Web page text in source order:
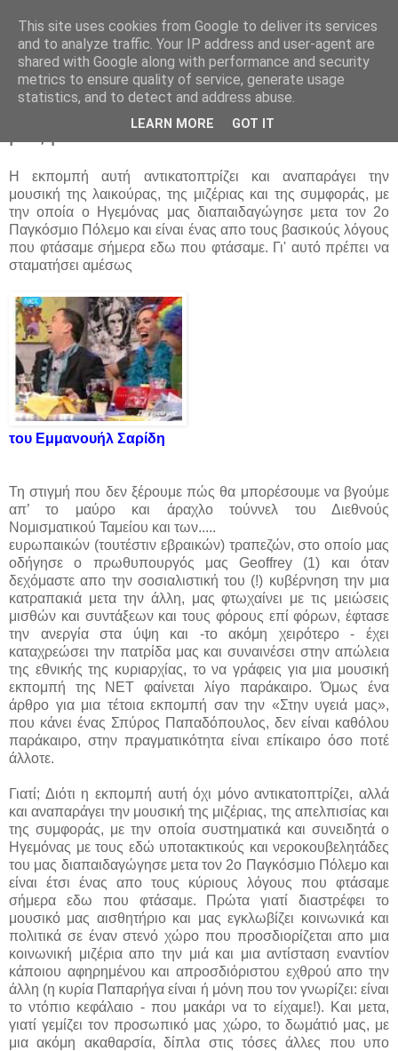
Parakato.gr
Η αθλιότητα της εκπομπής "Στην υγειά
μας ρε παιδιά"!
Η εκπομπή αυτή αντικατοπτρίζει και αναπαράγει την
μουσική της λαικούρας, της μιζέριας και της συμφοράς, με
την οποία ο Ηγεμόνας μας διαπαιδαγώγησε μετα τον 2ο
Παγκόσμιο Πόλεμο και είναι ένας απο τους βασικούς λόγους
που φτάσαμε σήμερα εδω που φτάσαμε. Γι' αυτό πρέπει να
σταματήσει αμέσως
του Εμμανουήλ Σαρίδη
Τη στιγμή που δεν ξέρουμε πώς θα μπορέσουμε να βγούμε
απ’ το μαύρο και άραχλο τούννελ του Διεθνούς
Νομισματικού Ταμείου και των.....
ευρωπαικών (τουτέστιν εβραικών) τραπεζών, στο οποίο μας
οδήγησε ο πρωθυπουργός μας Geoffrey (1) και όταν
δεχόμαστε απο την σοσιαλιστική του (!) κυβέρνηση την μια
κατραπακιά μετα την άλλη, μας φτωχαίνει με τις μειώσεις
μισθών και συντάξεων και τους φόρους επί φόρων, έφτασε
την ανεργία στα ύψη και -το ακόμη χειρότερο - έχει
καταχρεώσει την πατρίδα μας και συναινέσει στην απώλεια
της εθνικής της κυριαρχίας, το να γράφεις για μια μουσική
εκπομπή της ΝΕΤ φαίνεται λίγο παράκαιρο. Όμως ένα
άρθρο για μια τέτοια εκπομπή σαν την «Στην υγειά μας»,
που κάνει ένας Σπύρος Παπαδόπουλος, δεν είναι καθόλου
παράκαιρο, στην πραγματικότητα είναι επίκαιρο όσο ποτέ
άλλοτε.
Γιατί; Διότι η εκπομπή αυτή όχι μόνο αντικατοπτρίζει, αλλά
και αναπαράγει την μουσική της μιζέριας, της απελπισίας και
της συμφοράς, με την οποία συστηματικά και συνειδητά ο
Ηγεμόνας με τους εδώ υποτακτικούς και νεροκουβελητάδες
του μας διαπαιδαγώγησε μετα τον 2ο Παγκόσμιο Πόλεμο και
είναι έτσι ένας απο τους κύριους λόγους που φτάσαμε
σήμερα εδω που φτάσαμε. Πρώτα γιατί διαστρέφει το
μουσικό μας αισθητήριο και μας εγκλωβίζει κοινωνικά και
πολιτικά σε έναν στενό χώρο που προσδιορίζεται απο μια
κοινωνική μιζέρια απο την μιά και μια αντίσταση εναντίον
κάποιου αφηρημένου και απροσδιόριστου εχθρού απο την
άλλη (η κυρία Παπαρήγα είναι ή μόνη που τον γνωρίζει: είναι
το ντόπιο κεφάλαιο - που μακάρι να το είχαμε!). Και μετα,
γιατί γεμίζει τον προσωπικό μας χώρο, το δωμάτιό μας, με
μια ακόμη ακαθαρσία, δίπλα στις τόσες άλλες που υπο
This site uses cookies from Google to deliver its services
and to analyze traffic. Your IP address and user-agent are
shared with Google along with performance and security
metrics to ensure quality of service, generate usage
statistics, and to detect and address abuse.
LEARN MORE GOT IT